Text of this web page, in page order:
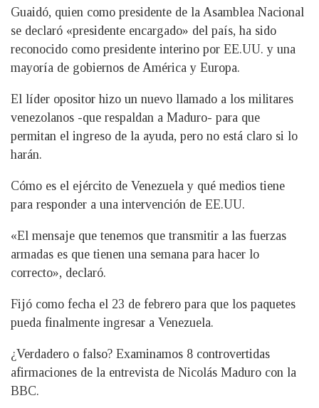
Guaidó, quien como presidente de la Asamblea Nacional
se declaró «presidente encargado» del país, ha sido
reconocido como presidente interino por EE.UU. y una
mayoría de gobiernos de América y Europa.
El líder opositor hizo un nuevo llamado a los militares
venezolanos -que respaldan a Maduro- para que
permitan el ingreso de la ayuda, pero no está claro si lo
harán.
Cómo es el ejército de Venezuela y qué medios tiene
para responder a una intervención de EE.UU.
«El mensaje que tenemos que transmitir a las fuerzas
armadas es que tienen una semana para hacer lo
correcto», declaró.
Fijó como fecha el 23 de febrero para que los paquetes
pueda finalmente ingresar a Venezuela.
¿Verdadero o falso? Examinamos 8 controvertidas
afirmaciones de la entrevista de Nicolás Maduro con la
BBC.